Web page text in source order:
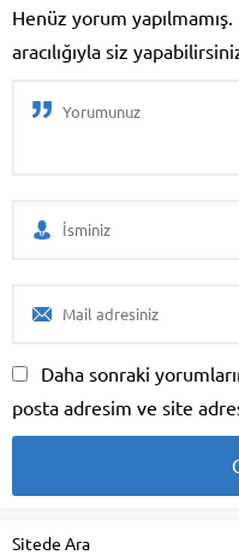
Henüz yorum
aracılığıyla siz
Daha sonraki
posta adresim ve site
Sitede Ara